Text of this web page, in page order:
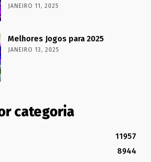
JANEIRO 11, 2025
Melhores Jogos para 2025
JANEIRO 13, 2025
categoria
11957
8944